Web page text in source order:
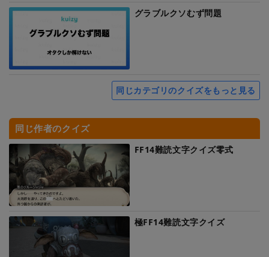
グラブルクソむず問題
同じカテゴリのクイズをもっと見る
同じ作者のクイズ
FF14難読文字クイズ零式
極FF14難読文字クイズ